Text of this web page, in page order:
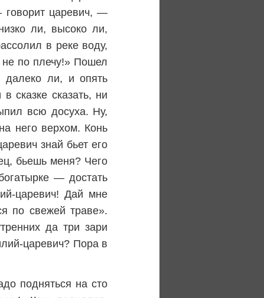
говорит царевич, —
ли, высоко ли,
в реке воду,
по плечу!» Пошел
далеко ли, и опять
сказке сказать, ни
всю досуха. Ну,
него верхом. Конь
знай бьет его
бьешь меня? Чего
— достать
царевич! Дай мне
по свежей траве».
да три зари
царевич? Пора в
подняться на сто